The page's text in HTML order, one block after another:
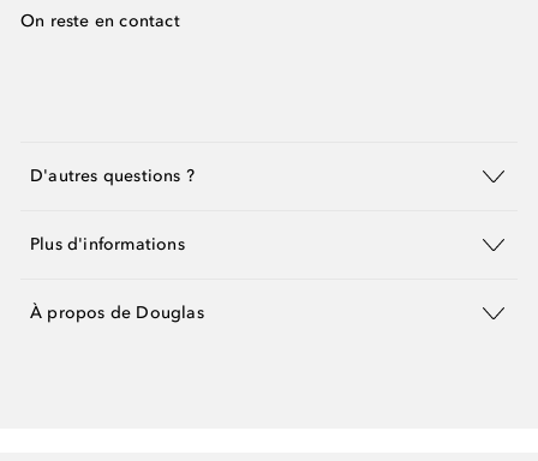
On reste en contact
D'autres questions ?
Plus d'informations
À propos de Douglas